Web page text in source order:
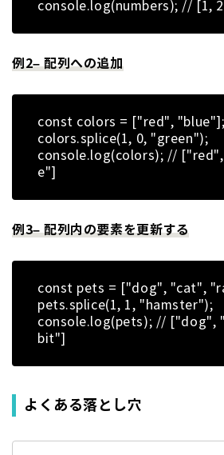
console.log(numbers); // [1,
例2– 配列への追加
const colors = ["red", "blue"];
colors.splice(1, 0, "green");
console.log(colors); //
e"]
例3– 配列内の要素を更新する
const pets = ["dog", "cat",
pets.splice(1, 1, "hamster");
console.log(pets); // ["dog",
bit"]
よくある落とし穴